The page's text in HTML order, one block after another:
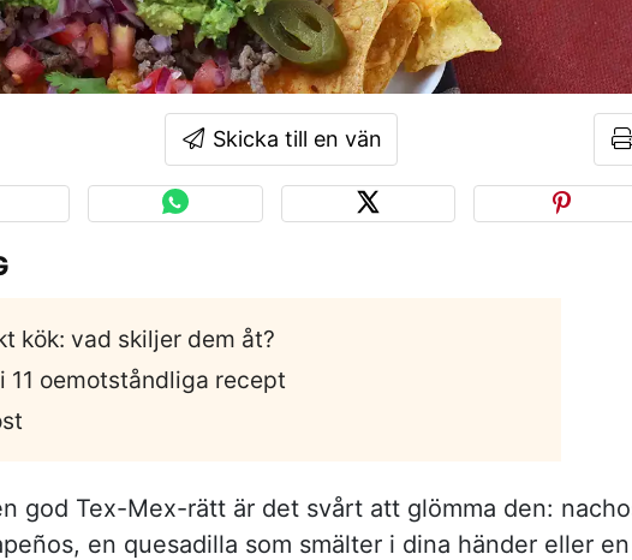
Skicka till en vän
kök: vad skiljer dem åt?
11 oemotståndliga recept
god Tex-Mex-rätt är det svårt att glömma den:
en quesadilla som smälter i dina händer eller en